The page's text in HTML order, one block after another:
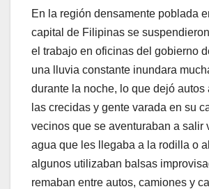
En la región densamente poblada
capital de Filipinas se
el trabajo en oficinas del gobierno
una lluvia constante inundara
durante la noche, lo que dejó autos
las crecidas y gente varada en su
vecinos que se aventuraban a salir
agua que les llegaba a la rodilla o
algunos utilizaban balsas
remaban entre autos, camiones y